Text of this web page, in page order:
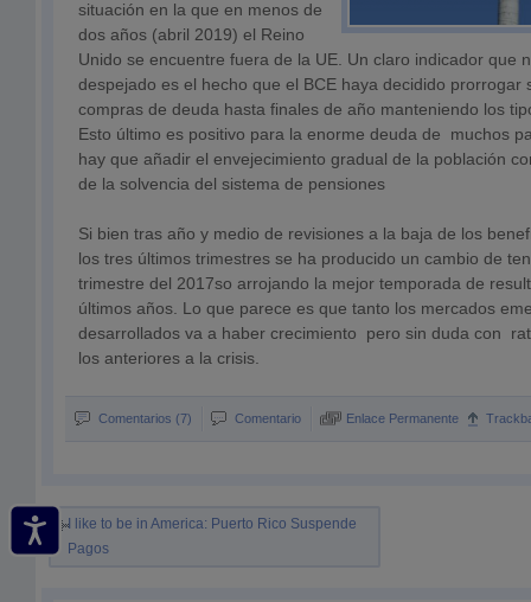
situación en la que en menos de
dos años (abril 2019) el Reino
Unido se encuentre fuera de la UE. Un claro indicador que
despejado es el hecho que el BCE haya decidido prorrogar
compras de deuda hasta finales de año manteniendo los
Esto último es positivo para la enorme deuda de muchos
hay que añadir el envejecimiento gradual de la población
de la solvencia del sistema de pensiones
Si bien tras año y medio de revisiones a la baja de los
los tres últimos trimestres se ha producido un cambio de
trimestre del 2017so arrojando la mejor temporada de
últimos años. Lo que parece es que tanto los mercados
desarrollados va a haber crecimiento pero sin duda con
los anteriores a la crisis.
Comentarios (7) Comentario Enlace Permanente
I like to be in America: Puerto Rico Suspende
Pagos